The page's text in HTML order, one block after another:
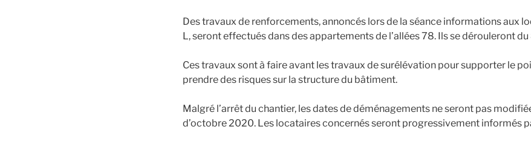
Des travaux de renforcements, annoncés lors de la séance informations aux
L, seront effectués dans des appartements de l’allées 78. Ils se dérouleront du
Ces travaux sont à faire avant les travaux de surélévation pour supporter le
prendre des risques sur la structure du bâtiment.
Malgré l’arrêt du chantier, les dates de déménagements ne seront pas
d’octobre 2020. Les locataires concernés seront progressivement informés